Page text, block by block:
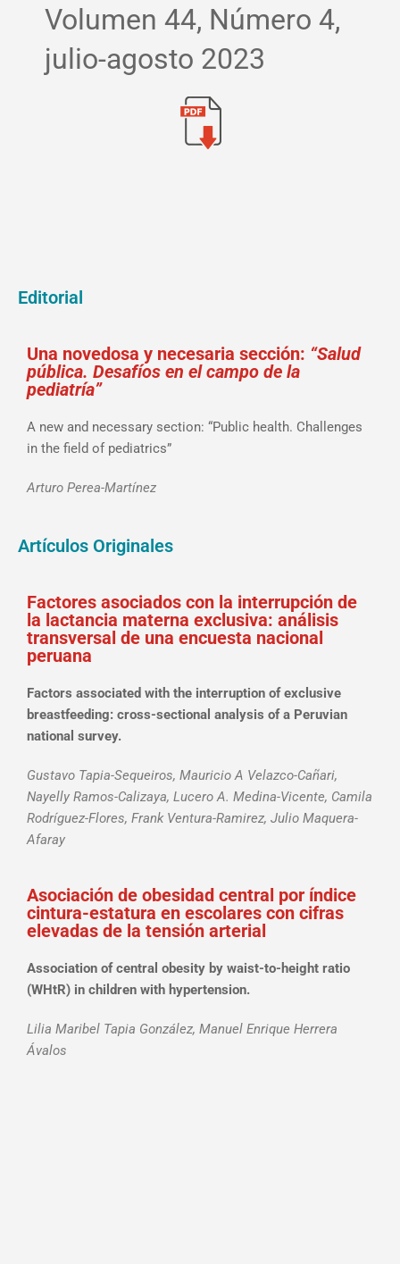
Volumen 44, Número 4,
julio-agosto 2023
Editorial
Una novedosa y necesaria sección: “Salud
pública. Desafíos en el campo de la
pediatría”
A new and necessary section: “Public health. Challenges
in the field of pediatrics”
Arturo Perea-Martínez
Artículos Originales
Factores asociados con la interrupción de
la lactancia materna exclusiva: análisis
transversal de una encuesta nacional
peruana
Factors associated with the interruption of exclusive
breastfeeding: cross-sectional analysis of a Peruvian
national survey.
Gustavo Tapia-Sequeiros, Mauricio A Velazco-Cañari,
Nayelly Ramos-Calizaya, Lucero A. Medina-Vicente, Camila
Rodríguez-Flores, Frank Ventura-Ramirez, Julio Maquera-
Afaray
Asociación de obesidad central por índice
cintura-estatura en escolares con cifras
elevadas de la tensión arterial
Association of central obesity by waist-to-height ratio
(WHtR) in children with hypertension.
Lilia Maribel Tapia González, Manuel Enrique Herrera
Ávalos